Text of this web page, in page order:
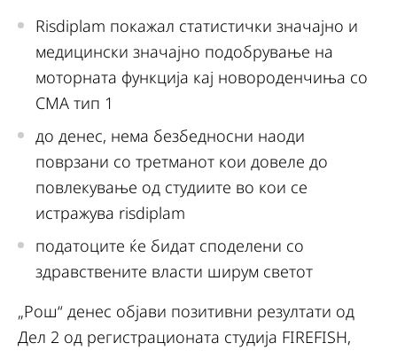
Risdiplam покажал статистички значајно и
медицински значајно подобрување на
моторната функција кај новороденчиња со
СМА тип 1
до денес, нема безбедносни наоди
поврзани со третманот кои довеле до
повлекување од студиите во кои се
истражува risdiplam
податоците ќе бидат споделени со
здравствените власти ширум светот
„Рош“ денес објави позитивни резултати од
Дел 2 од регистрационата студија FIREFISH,